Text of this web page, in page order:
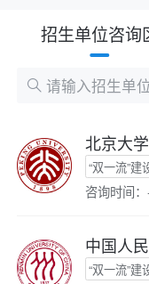
招生单位咨询
北京大学
“双一流”建
咨询时间
中国人
“双一流”建